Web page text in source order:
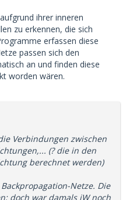
ihrer inneren
zu erkennen, die sich
erfassen diese
passen sich den
an und finden diese
worden wären.
Verbindungen zwischen
(? die in den
berechnet werden)
Netze. Die
doch war damals iW noch